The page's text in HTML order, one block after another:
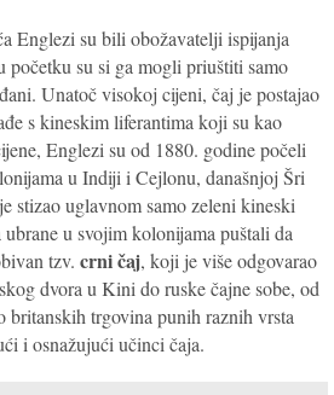
Englezi su bili obožavatelji ispijanja
početku su si ga mogli priuštiti samo
Unatoč visokoj cijeni, čaj je postajao
s kineskim liferantima koji su kao
Englezi su od 1880. godine počeli
u Indiji i Cejlonu, današnjoj Šri
stizao uglavnom samo zeleni kineski
u svojim kolonijama puštali da
tzv. crni čaj, koji je više odgovarao
dvora u Kini do ruske čajne sobe, od
britanskih trgovina punih raznih vrsta
i osnažujući učinci čaja.